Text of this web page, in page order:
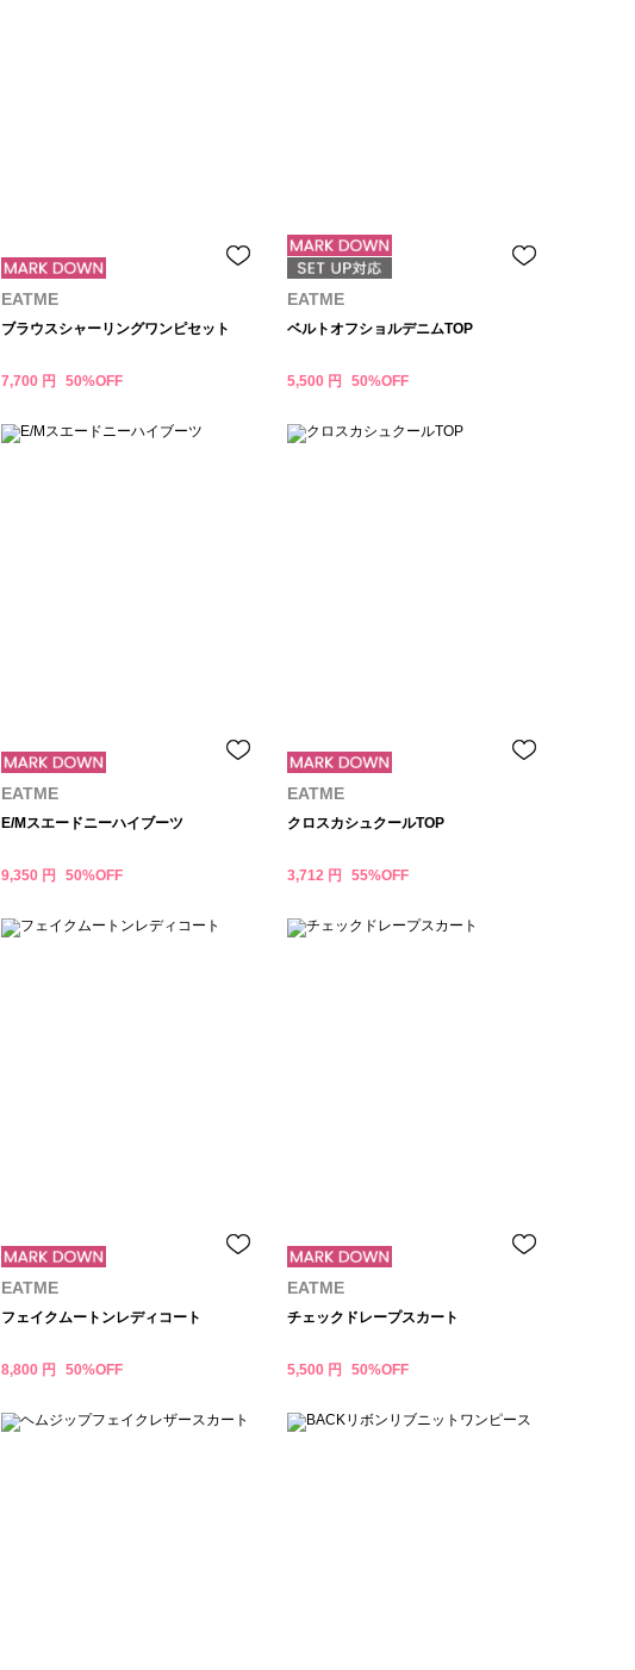
EATME
ブラウスシャーリングワンピセット
7,700 円 50%OFF
EATME
ベルトオフショルデニムTOP
5,500 円 50%OFF
EATME
E/Mスエードニーハイブーツ
9,350 円 50%OFF
EATME
クロスカシュクールTOP
3,712 円 55%OFF
EATME
フェイクムートンレディコート
8,800 円 50%OFF
EATME
チェックドレープスカート
5,500 円 50%OFF